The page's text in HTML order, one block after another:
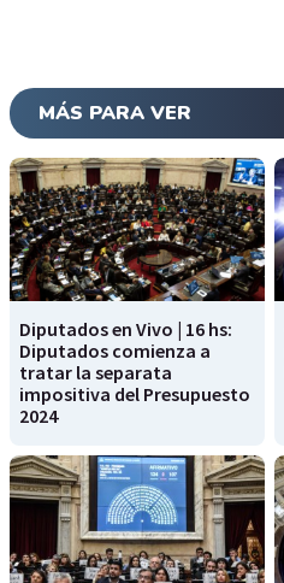
MÁS PARA VER
Diputados en Vivo | 16 hs:
Diputados comienza a
tratar la separata
impositiva del Presupuesto
2024